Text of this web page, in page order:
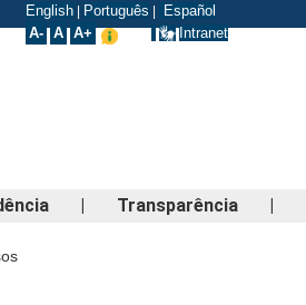
English Português
Español
A- A A+ Intranet
| Transparência |